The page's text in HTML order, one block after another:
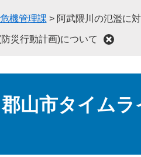
機管理課 > 阿武隈川の氾濫に
災行動計画)について
山市タイムラ